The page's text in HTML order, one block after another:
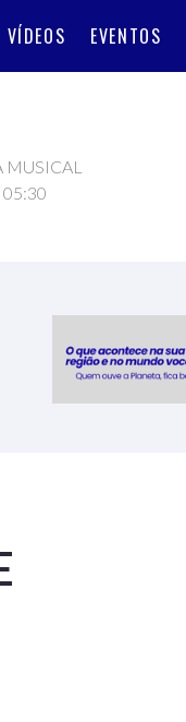
VÍDEOS EVENTOS
MUSICAL
05:30